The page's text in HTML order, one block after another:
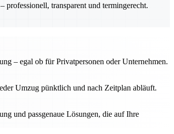
professionell, transparent und termingerecht.
– egal ob für Privatpersonen oder Unternehmen.
Umzug pünktlich und nach Zeitplan abläuft.
und passgenaue Lösungen, die auf Ihre